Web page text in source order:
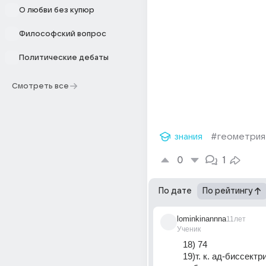
О любви без купюр
Философский вопрос
Политические дебаты
Смотреть все
знания #геометрия
0 1
По дате По рейтингу
lominkinannna
Ученик
11лет
18) 74
19)т. к. ад-